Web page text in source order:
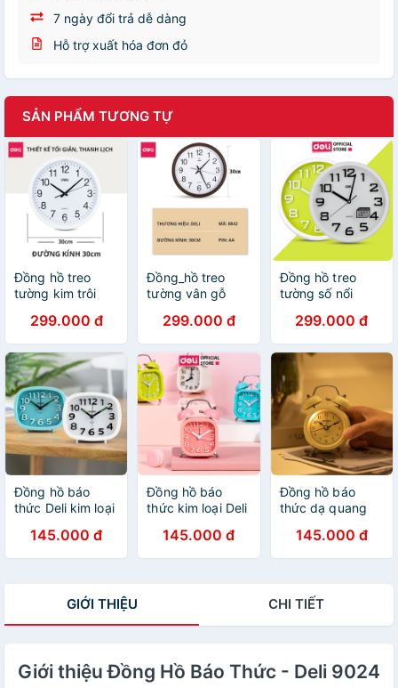
7 ngày đổi trả dễ dàng
Hỗ trợ xuất hóa đơn đỏ
SẢN PHẨM TƯƠNG TỰ
Đồng hồ treo
tường kim trôi
Deli - 9005 -
không tiềng ồn,
đẹp tinh tế - vpp
Diệp Lạc (sỉ/lẻ)
299.000 đ
Đồng_hồ treo
tường vân gỗ
30cm - 8842,
không tiếng ồn,
đẹp từng chi tiết
- vpp Diệp Lạc
(sỉ/lẻ)
299.000 đ
Đồng hồ treo
tường số nổi
cao cấp Deli -
8948 - sáng
trọng, tinh tế -
vpp Diệp Lạc
(sỉ/lẻ)
299.000 đ
Đồng hồ báo
thức Deli kim loại
tích hợp đèn ngủ
- phong cách cổ
145.000 đ
Đồng hồ báo
thức kim loại Deli
to,quét không
gây tiếng ồn, thời
145.000 đ
Đồng hồ báo
thức dạ quang
không gỉ - 9024
- vpp Diệp Lạc
145.000 đ
GIỚI THIỆU CHI TIẾT
Giới thiệu Đồng Hồ Báo Thức - Deli 9024